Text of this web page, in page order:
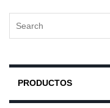
PRODUCTOS